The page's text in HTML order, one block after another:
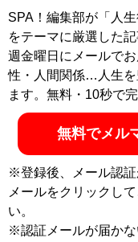
SPA！編集部が「人
をテーマに厳選した
週金曜日にメールで
性・人間関係…人生を
ます。無料・10秒で完
無料でメ
※登録後、メール認
メールをクリックし
い。
※認証メールが届か